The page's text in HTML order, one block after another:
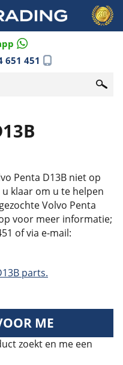
651 451
Penta D13B niet op
klaar om u te helpen
Volvo Penta
voor meer informatie;
of via e-mail:
parts.
ME
zoekt en me een